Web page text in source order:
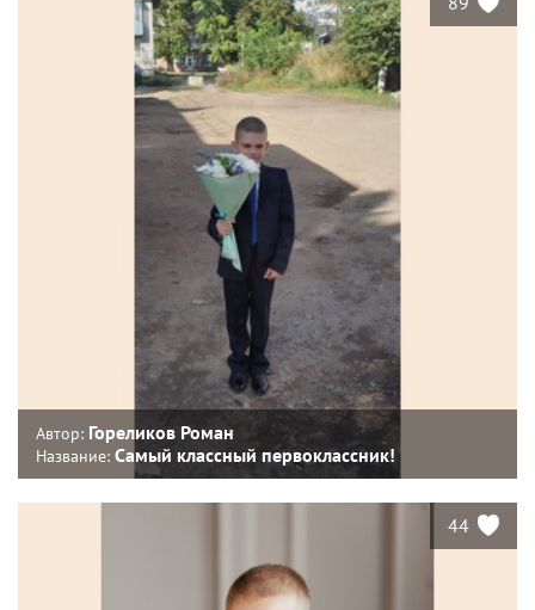
Автор: Гореликов Роман
Название: Самый классный первоклассник!
44